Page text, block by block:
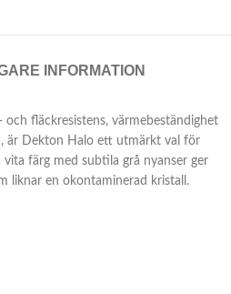
INFORMATION
och fläckresistens, värmebeständighet
är Dekton Halo ett utmärkt val för
vita färg med subtila grå nyanser ger
liknar en okontaminerad kristall.